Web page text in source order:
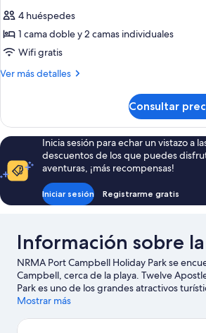
4 huéspedes
1 cama doble y 2 camas individuales
Wifi gratis
Ver más detalles
Más
Cabin
Consultar
Inicia sesión para echar un vistazo a
descuentos de los que puedes
aventuras, ¡más recompensas!
Iniciar sesión Registrarme gratis
Información sobre
NRMA Port Campbell Holiday Park se
Campbell, cerca de la playa. Twelve
Park es uno de los grandes atractivos
que quieres es apreciar la belleza natural
Ver guía de viaje de Port Campbell
Mostrar más